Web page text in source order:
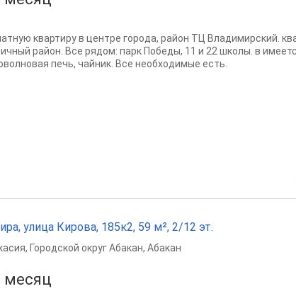
квартиру в центре города, район ТЦ Владимирский.
район. Все рядом: парк Победы, 11 и 22 школы. в
печь, чайник. Все необходимые есть.
улица Кирова, 185к2, 59 м², 2/12 эт.
месяц
, Городской округ Абакан, Абакан